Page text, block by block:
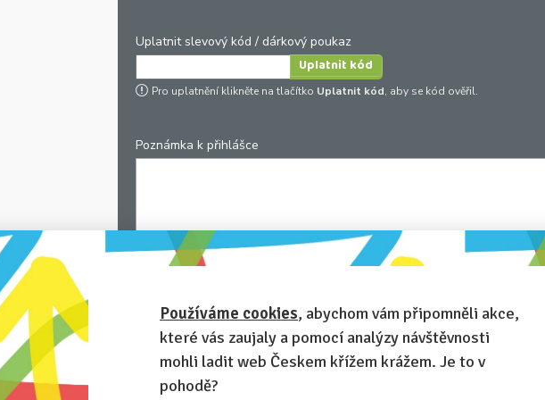
Uplatnit slevový kód / dárkový poukaz
Pro uplatnění klikněte na tlačítko Uplatnit kód, aby se kód ověřil.
Poznámka k přihlášce
Chcete-li se na cokoli zeptat, nebo ke své přihlášce poznamenat.
Anonymní přihláška
– i když váš profil není anonymní, zatrhněte
volbu a přihláška na tuto akci se na vašem profilu neobjeví.
Chci dostávat newsletter Českem křížem krážem
Používáme cookies, abychom vám připomněli akce,
které vás zaujaly a pomocí analýzy návštěvnosti
mohli ladit web Českem křížem krážem. Je to v
pohodě?